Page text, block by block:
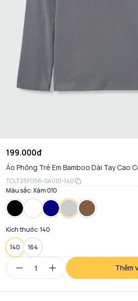
199.000đ
Áo Phông Trẻ Em Bamboo Dài Tay Cao
TCLT25F056-SA010-140
Màu sắc:Xám 010
Kích thước:140
140 164
Thêm